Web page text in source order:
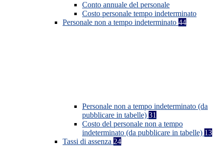
Conto annuale del personale
Costo personale tempo indeterminato
Personale non a tempo indeterminato 44
Personale non a tempo indeterminato (da
pubblicare in tabelle) 31
Costo del personale non a tempo
indeterminato (da pubblicare in tabelle) 13
Tassi di assenza 24